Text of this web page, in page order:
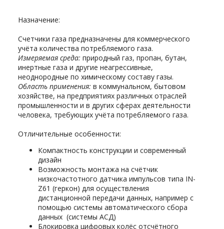
Назначение:
Счетчики газа предназначены для коммерческого
учёта количества потребляемого газа.
Измеряемая среда:природный газ, пропан, бутан,
инертные газа и другие неагрессивные,
неоднородные по химическому составу газы.
Область применения:в коммунальном, бытовом
хозяйстве, на предприятиях различных отраслей
промышленности и в других сферах деятельности
человека, требующих учёта потребляемого газа.
Отличительные особенности:
Компактность конструкции и современный
дизайн
Возможность монтажа на счётчик
низкочастотного датчика импульсов типа IN-
Z61 (геркон) для осуществления
дистанционной передачи данных, например с
помощью системы автоматического сбора
данных (системы АСД)
Блокировка цифровых колёс отсчётного